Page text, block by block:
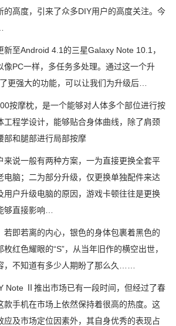
的高度，引来了众多DIY用户的高度关注。今
至Android 4.1的三星Galaxy Note 10.1，
像PC一样，多任务多处理。通过这一个升
更强大的功能，可以让我们为升级后…
摩枕，是一个能够对人体多个部位进行按
工程学设计，能够贴合身体曲线，除了肩颈
部和腿部进行局部按摩
说一般有两种方案，一为直接更换全套平
电脑；二为部分升级，仅更换单独配件来达
用户升级电脑的原因，游戏卡顿往往是更换
够直接影响…
即若离的内心，银色的身体包裹着黑色的
红色耀眼的“S”，从当年旧作的横空出世，
，不知道有多少人期盼了那么久……
Ⅱ推出市场已有一段时间，但经过了春
款手机在市场上依然保持着很高的热度。这
应及市场定位因素外，其自身优秀的表现占